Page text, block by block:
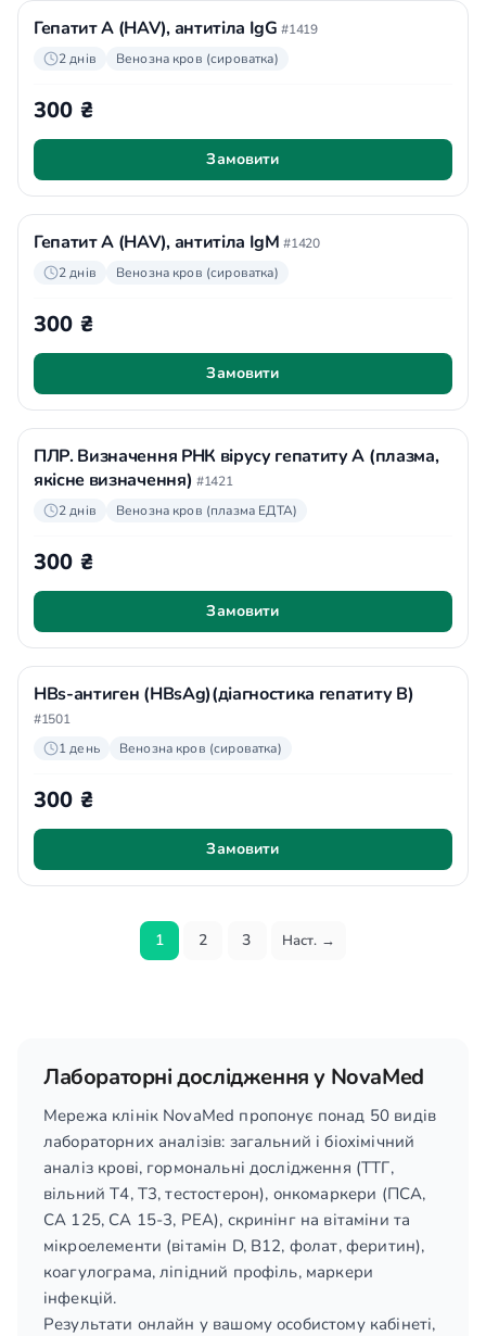
Гепатит А (HAV), антитіла IgG#1419
2 днів
Венозна кров (сироватка)
300 ₴
Замовити
Гепатит А (HAV), антитіла IgМ#1420
2 днів
Венозна кров (сироватка)
300 ₴
Замовити
ПЛР. Визначення РНК вірусу гепатиту А (плазма,
якісне визначення) #1421
2 днів
Венозна кров (плазма ЕДТА)
300 ₴
Замовити
HBs-антиген (HBsAg)(діагностика гепатиту В)
#1501
1 день
Венозна кров (сироватка)
300 ₴
Замовити
Пагінація записів
1 2 3 Наст. →
Лабораторні дослідження у NovaMed
Мережа клінік NovaMed пропонує понад 50 видів
лабораторних аналізів: загальний і біохімічний
аналіз крові, гормональні дослідження (ТТГ,
вільний T4, T3, тестостерон), онкомаркери (ПСА,
СА 125, СА 15-3, РЕА), скринінг на вітаміни та
мікроелементи (вітамін D, B12, фолат, феритин),
коагулограма, ліпідний профіль, маркери
інфекцій.
Результати онлайн у вашому особистому кабінеті,